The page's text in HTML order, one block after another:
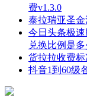
费v1.3.0
泰拉瑞亚圣
今日头条极
兑换比例是
货拉拉收费
抖音1到60级